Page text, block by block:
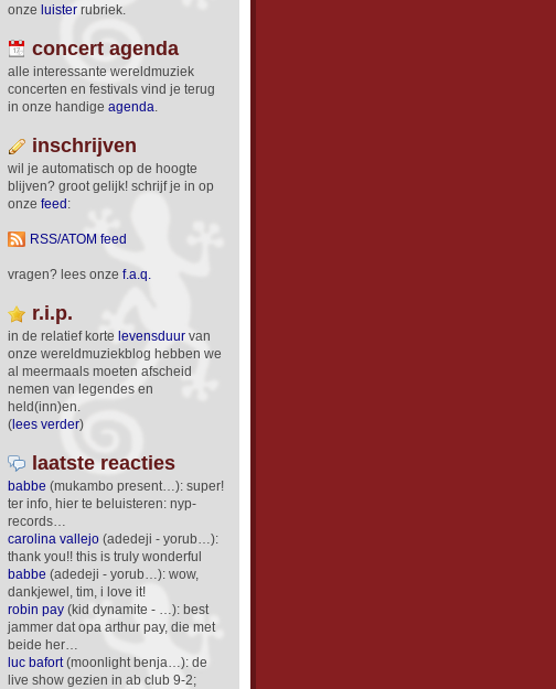
onze luister rubriek.
concert agenda
alle interessante wereldmuziek
concerten en festivals vind je terug
in onze handige agenda.
inschrijven
wil je automatisch op de hoogte
blijven? groot gelijk! schrijf je in op
onze feed :
RSS/ATOM feed
vragen? lees onze f.a.q.
r.i.p.
in de relatief korte levensduur van
onze wereldmuziekblog hebben we
al meermaals moeten afscheid
nemen van legendes en
held(inn)en.
( lees verder)
laatste reacties
babbe (mukambo present…): super!
ter info, hier te beluisteren: nyp-
records…
carolina vallejo (adedeji - yorub…):
thank you!! this is truly wonderful
babbe (adedeji - yorub…): wow,
dankjewel, tim, i love it!
robin pay (kid dynamite - …): best
jammer dat opa arthur pay, die met
beide her…
luc bafort(moonlight benja…): de
live show gezien in ab club 9-2;